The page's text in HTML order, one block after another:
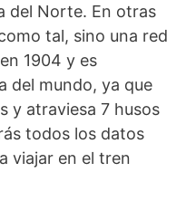
del Norte. En otras
tal, sino una red
1904 y es
del mundo, ya que
y atraviesa 7 husos
todos los datos
viajar en el tren